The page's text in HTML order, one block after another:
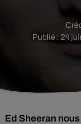
Publié : 24
Ed Sheeran